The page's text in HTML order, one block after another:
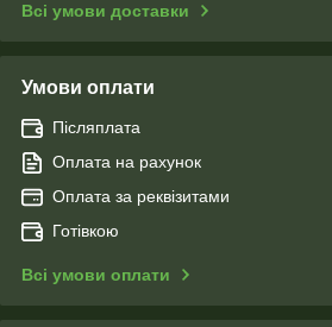
Всі умови доставки
Умови оплати
Післяплата
Оплата на рахунок
Оплата за реквізитами
Готівкою
Всі умови оплати